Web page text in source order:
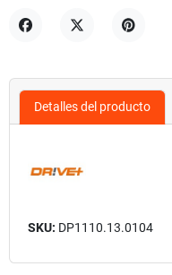
Detalles del producto
SKU: DP1110.13.0104